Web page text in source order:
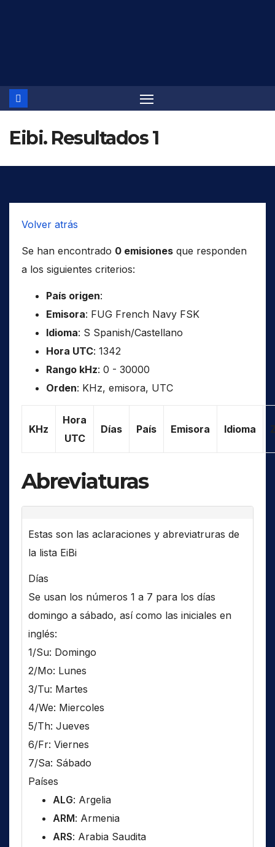
Eibi. Resultados 1
Volver atrás
Se han encontrado 0 emisiones que responden
a los siguientes criterios:
País origen:
Emisora: FUG French Navy FSK
Idioma: S Spanish/Castellano
Hora UTC: 1342
Rango kHz: 0 - 30000
Orden: KHz, emisora, UTC
KHz
Hora
UTC
Días País Emisora Idioma
Abreviaturas
Estas son las aclaraciones y abreviatruras de
la lista EiBi
Días
Se usan los números 1 a 7 para los días
domingo a sábado, así como las iniciales en
inglés:
1/Su: Domingo
2/Mo: Lunes
3/Tu: Martes
4/We: Miercoles
5/Th: Jueves
6/Fr: Viernes
7/Sa: Sábado
Países
ALG: Argelia
ARM: Armenia
ARS: Arabia Saudita